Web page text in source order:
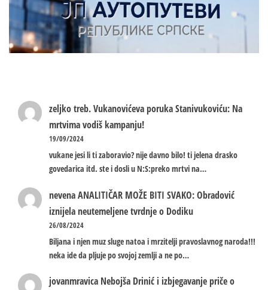
zeljko treb.Vukanovićeva poruka Stanivukoviću: Na
mrtvima vodiš kampanju!
19/09/2024
vukane jesi li ti zaboravio? nije davno bilo! ti jelena drasko
govedarica itd. ste i dosli u N:S:preko mrtvi na…
nevenaANALITIČAR MOŽE BITI SVAKO: Obradović
iznijela neutemeljene tvrdnje o Dodiku
26/08/2024
Biljana i njen muz sluge natoa i mrzitelji pravoslavnog naroda!!!
neka ide da pljuje po svojoj zemlji a ne po…
jovanmravica Nebojša Drinić i izbjegavanje priče o